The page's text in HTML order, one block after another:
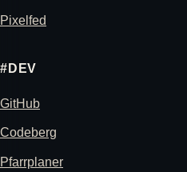
Pixelfed
#DEV
GitHub
Codeberg
Pfarrplaner